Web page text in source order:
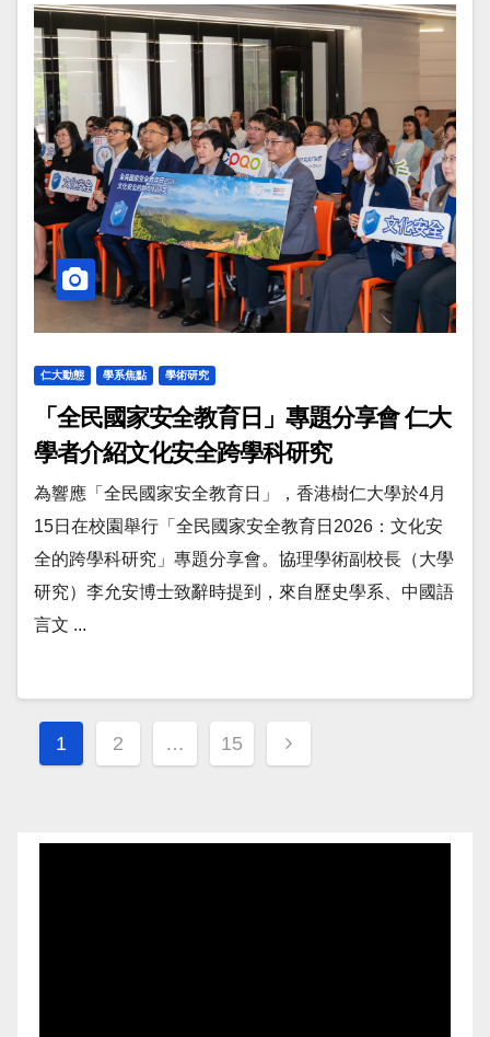
仁大動態 學系焦點 學術研究
「全民國家安全教育日」專題分享會 仁大
學者介紹文化安全跨學科研究
為響應「全民國家安全教育日」，香港樹仁大學於4月
15日在校園舉行「全民國家安全教育日2026：文化安
全的跨學科研究」專題分享會。協理學術副校長（大學
研究）李允安博士致辭時提到，來自歷史學系、中國語
言文 ...
Posts
navigation
1 2 … 15